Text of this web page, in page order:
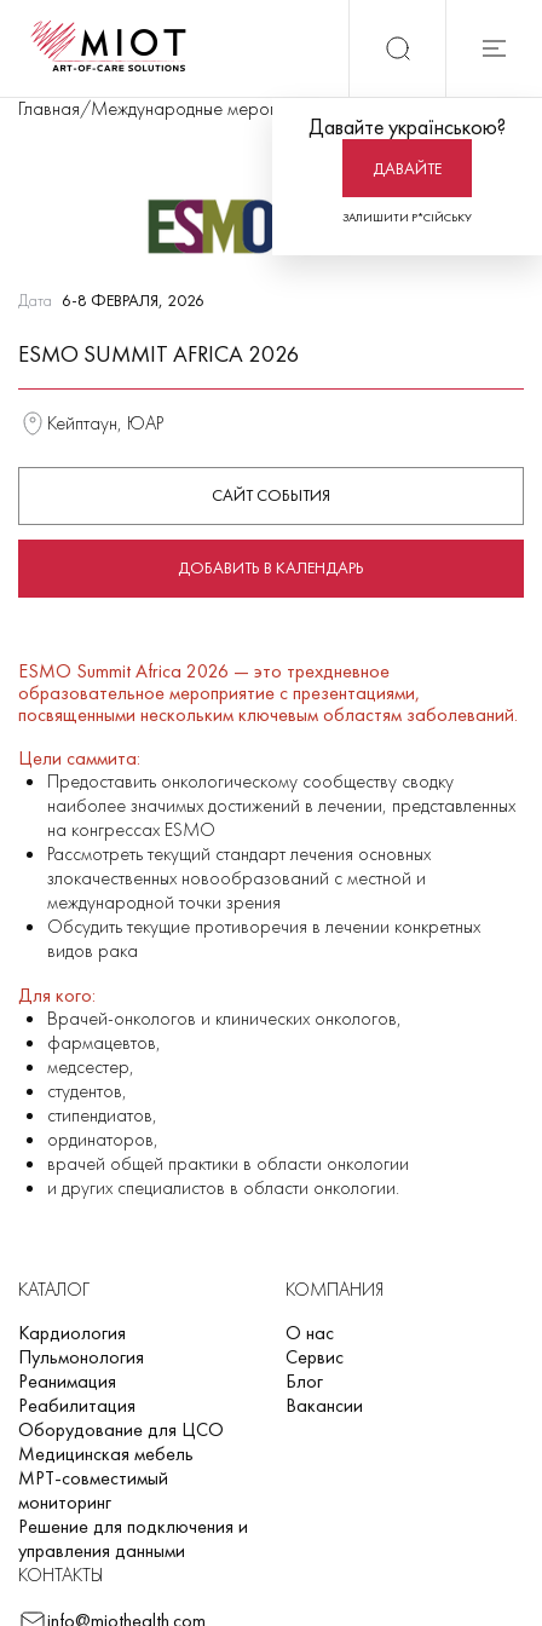
Давайте українською?
ДАВАЙТЕ
ЗАЛИШИТИ Р*СІЙСЬКУ
Главная/Международные мероприятия
Дата 6-8 ФЕВРАЛЯ, 2026
ESMO SUMMIT AFRICA 2026
Кейптаун, ЮАР
САЙТ СОБЫТИЯ
ДОБАВИТЬ В КАЛЕНДАРЬ
ESMO Summit Africa 2026 — это трехдневное
образовательное мероприятие с презентациями,
посвященными нескольким ключевым областям заболеваний.
Цели саммита:
Предоставить онкологическому сообществу сводку
наиболее значимых достижений в лечении, представленных
на конгрессах ESMO
Рассмотреть текущий стандарт лечения основных
злокачественных новообразований с местной и
международной точки зрения
Обсудить текущие противоречия в лечении конкретных
видов рака
Для кого:
Врачей-онкологов и клинических онкологов,
фармацевтов,
медсестер,
студентов,
стипендиатов,
ординаторов,
врачей общей практики в области онкологии
и других специалистов в области онкологии.
КАТАЛОГ
Кардиология
Пульмонология
Реанимация
Реабилитация
Оборудование для ЦСО
Медицинская мебель
МРТ-совместимый
мониторинг
Решение для подключения и
управления данными
КОМПАНИЯ
О нас
Сервис
Блог
Вакансии
КОНТАКТЫ
info@miothealth.com